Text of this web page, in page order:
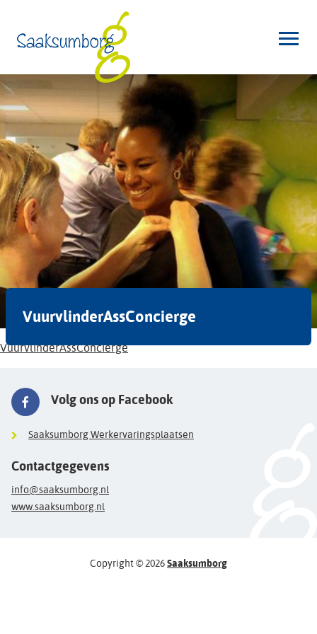
VuurvlinderAssConcierge
VuurvlinderAssConcierge
Volg ons op Facebook
Saaksumborg Werkervaringsplaatsen
Contactgegevens
info@saaksumborg.nl
www.saaksumborg.nl
Copyright © 2026Saaksumborg